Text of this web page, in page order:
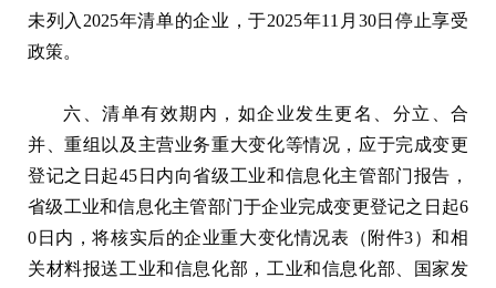
未列入2025年清单的企业，于2025年11月30日停止享受
政策。
六、清单有效期内，如企业发生更名、分立、合
并、重组以及主营业务重大变化等情况，应于完成变更
登记之日起45日内向省级工业和信息化主管部门报告，
省级工业和信息化主管部门于企业完成变更登记之日起6
0日内，将核实后的企业重大变化情况表（附件3）和相
关材料报送工业和信息化部，工业和信息化部、国家发